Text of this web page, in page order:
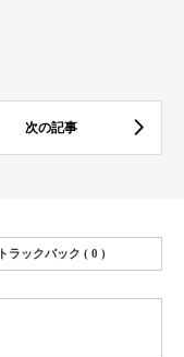
トラックバック ( 0 )